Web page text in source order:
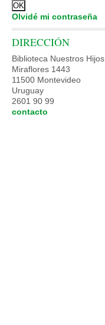
Olvidé mi contraseña
DIRECCIÓN
Biblioteca Nuestros Hijos
Miraflores 1443
11500 Montevideo
Uruguay
2601 90 99
contacto